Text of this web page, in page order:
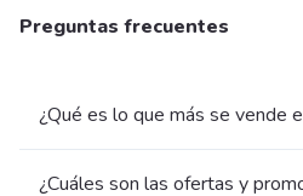
Preguntas frecuentes
¿Qué es lo que más se vende
¿Cuáles son las ofertas y